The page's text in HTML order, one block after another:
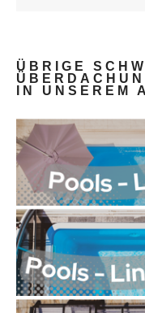
ÜBRIGE
IN UNSEREM